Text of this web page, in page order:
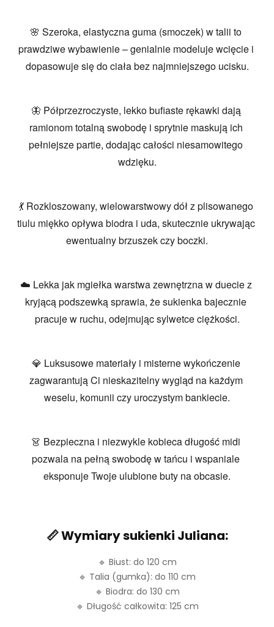
🌸 Szeroka, elastyczna guma (smoczek) w talii to
prawdziwe wybawienie – genialnie modeluje wcięcie i
dopasowuje się do ciała bez najmniejszego ucisku.
🦋 Półprzezroczyste, lekko bufiaste rękawki dają
ramionom totalną swobodę i sprytnie maskują ich
pełniejsze partie, dodając całości niesamowitego
wdzięku.
💃 Rozkloszowany, wielowarstwowy dół z plisowanego
tiulu miękko opływa biodra i uda, skutecznie ukrywając
ewentualny brzuszek czy boczki.
☁️ Lekka jak mgiełka warstwa zewnętrzna w duecie z
kryjącą podszewką sprawia, że sukienka bajecznie
pracuje w ruchu, odejmując sylwetce ciężkości.
💎 Luksusowe materiały i misterne wykończenie
zagwarantują Ci nieskazitelny wygląd na każdym
weselu, komunii czy uroczystym bankiecie.
👗 Bezpieczna i niezwykle kobieca długość midi
pozwala na pełną swobodę w tańcu i wspaniale
eksponuje Twoje ulubione buty na obcasie.
📏Wymiary sukienki Juliana:
🔹 Biust: do 120 cm
🔹 Talia (gumka): do 110 cm
🔹 Biodra: do 130 cm
🔹 Długość całkowita: 125 cm